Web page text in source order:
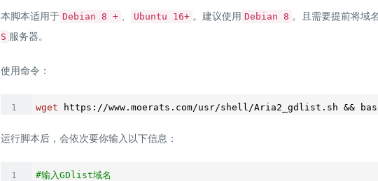
本脚本适用于 Debian 8 + 、 Ubuntu 16+ 。建议使用 Debian 8 。且需要提前将域
S 服务器。
使用命令：
wget
运行脚本后，会依次要你输入以下信息：
#输入GDlist域名